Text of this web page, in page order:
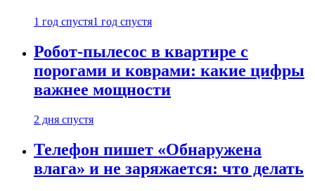
1 год спустя1 год спустя
Робот-пылесос в квартире с
порогами и коврами: какие цифры
важнее мощности
2 дня спустя
Телефон пишет «Обнаружена
влага» и не заряжается: что делать